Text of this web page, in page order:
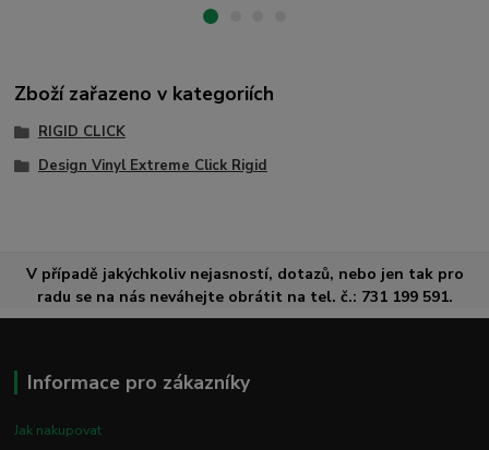
Zboží zařazeno v kategoriích
RIGID CLICK
Design Vinyl Extreme Click Rigid
V případě jakýchkoliv nejasností, dotazů, nebo jen tak pro
radu se na nás neváhejte obrátit na tel. č.: 731 199 591.
Informace pro zákazníky
Jak nakupovat